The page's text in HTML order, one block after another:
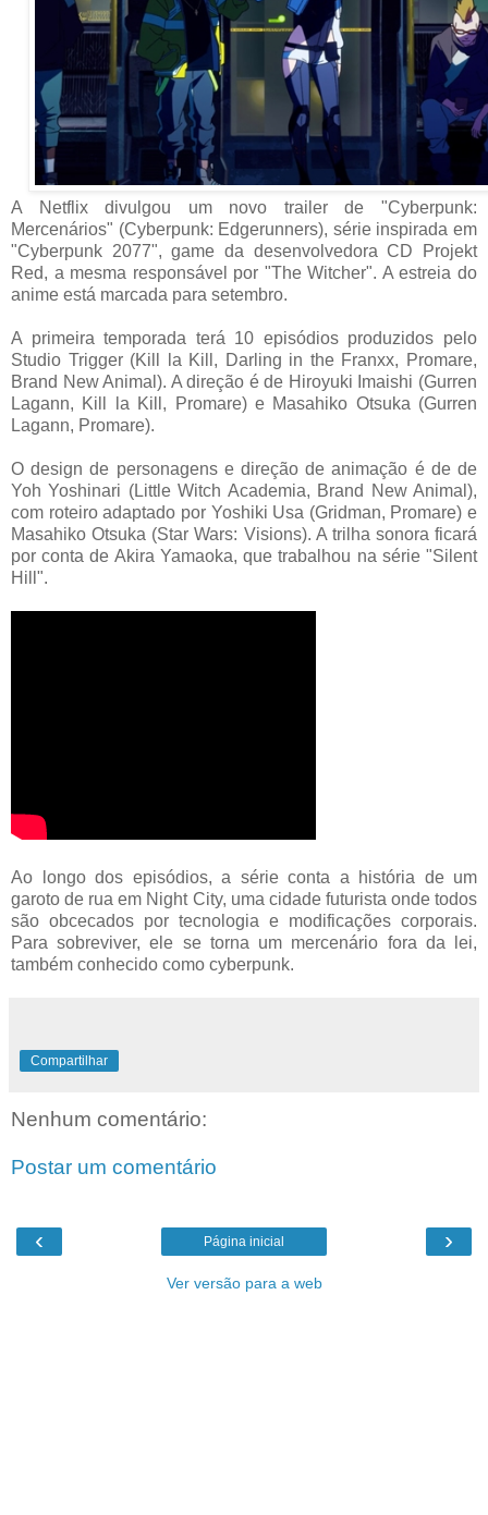
A Netflix divulgou um novo trailer de "Cyberpunk:
Mercenários" (Cyberpunk: Edgerunners), série inspirada em
"Cyberpunk 2077", game da desenvolvedora CD Projekt
Red, a mesma responsável por "The Witcher". A estreia do
anime está marcada para setembro.
A primeira temporada terá 10 episódios produzidos pelo
Studio Trigger (Kill la Kill, Darling in the Franxx, Promare,
Brand New Animal). A direção é de Hiroyuki Imaishi (Gurren
Lagann, Kill la Kill, Promare) e Masahiko Otsuka (Gurren
Lagann, Promare).
O design de personagens e direção de animação é de de
Yoh Yoshinari (Little Witch Academia, Brand New Animal),
com roteiro adaptado por Yoshiki Usa (Gridman, Promare) e
Masahiko Otsuka (Star Wars: Visions). A trilha sonora ficará
por conta de Akira Yamaoka, que trabalhou na série "Silent
Hill".
Ao longo dos episódios, a série conta a história de um
garoto de rua em Night City, uma cidade futurista onde todos
são obcecados por tecnologia e modificações corporais.
Para sobreviver, ele se torna um mercenário fora da lei,
também conhecido como cyberpunk.
Compartilhar
Nenhum comentário:
Postar um comentário
‹ ›
Página inicial
Ver versão para a web